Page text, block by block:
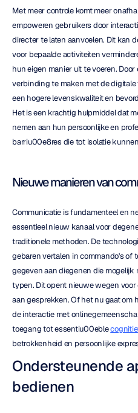
Met meer controle komt meer
empoweren gebruikers door
directer te laten aanvoelen. Dit kan
voor bepaalde activiteiten
hun eigen manier uit te voeren.
verbinding te maken met de
een hogere levenskwaliteit en
Het is een krachtig hulpmiddel dat
nemen aan hun persoonlijke en
barriu00e8res die tot isolatie
Nieuwe manieren van
Communicatie is fundamenteel en
essentieel nieuw kanaal voor
traditionele methoden. De
gebaren vertalen in commando's of
gegeven aan diegenen die
typen. Dit opent nieuwe wegen
aan gesprekken. Of het nu gaat om
de interactie met
toegang tot essentiu00eble
betrokkenheid en persoonlijke
Ondersteunende
bedienen